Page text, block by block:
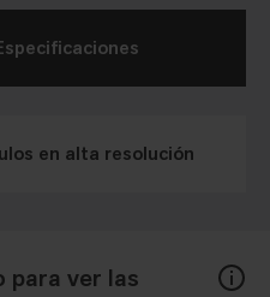
para ver las
en alta resolución